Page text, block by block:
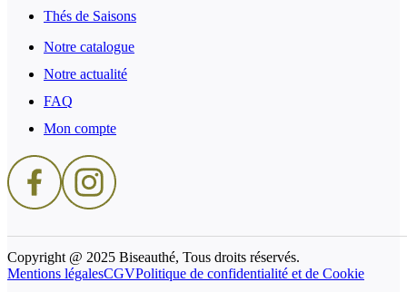
Thés de Saisons
Notre catalogue
Notre actualité
FAQ
Mon compte
Copyright @ 2025 Biseauthé, Tous droits réservés.
Mentions légalesCGVPolitique de confidentialité et de Cookie